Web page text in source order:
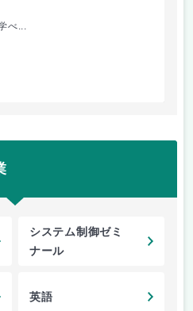
べ...
システム制御ゼミ
ナール
英語